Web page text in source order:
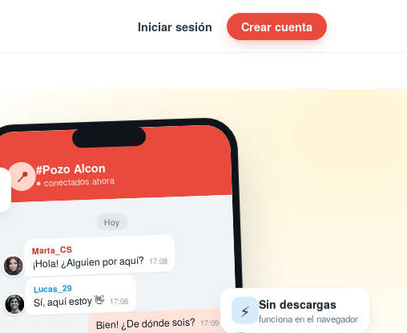
Iniciar sesión Crear cuenta
‹ 📍 #Pozo Alcon
● conectados ahora
Hoy
Marta_CS
¡Hola! ¿Alguien por aquí? 17:08
Lucas_29
Sí, aquí estoy 👋 17:08
Bien! ¿De dónde sois? 17:09
⚡ Sin descargas
funciona en el navegador